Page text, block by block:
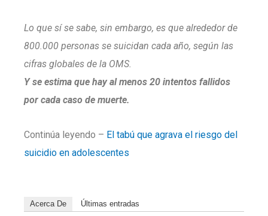
Lo que sí se sabe, sin embargo, es que alrededor de
800.000 personas se suicidan cada año, según las
cifras globales de la OMS.
Y se estima que hay al menos 20 intentos fallidos
por cada caso de muerte.
Continúa leyendo – El tabú que agrava el riesgo del
suicidio en adolescentes
Acerca De Últimas entradas